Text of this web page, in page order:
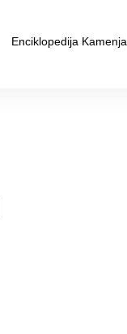
Enciklopedija Kamenja